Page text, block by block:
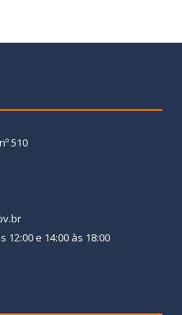
510
e 14:00 às 18:00